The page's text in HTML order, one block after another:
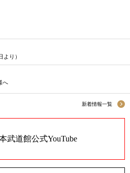
り）
へ
新着情報一覧
武道館公式YouTube